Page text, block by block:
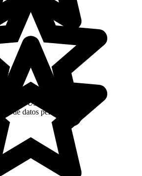
DSA
de Uso
de datos personales